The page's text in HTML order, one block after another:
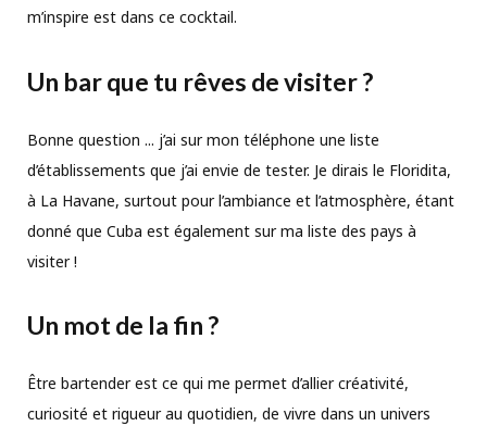
m’inspire est dans ce cocktail.
Un bar que tu rêves de visiter ?
Bonne question ... j’ai sur mon téléphone une liste
d’établissements que j’ai envie de tester. Je dirais le Floridita,
à La Havane, surtout pour l’ambiance et l’atmosphère, étant
donné que Cuba est également sur ma liste des pays à
visiter !
Un mot de la fin ?
Être bartender est ce qui me permet d’allier créativité,
curiosité et rigueur au quotidien, de vivre dans un univers